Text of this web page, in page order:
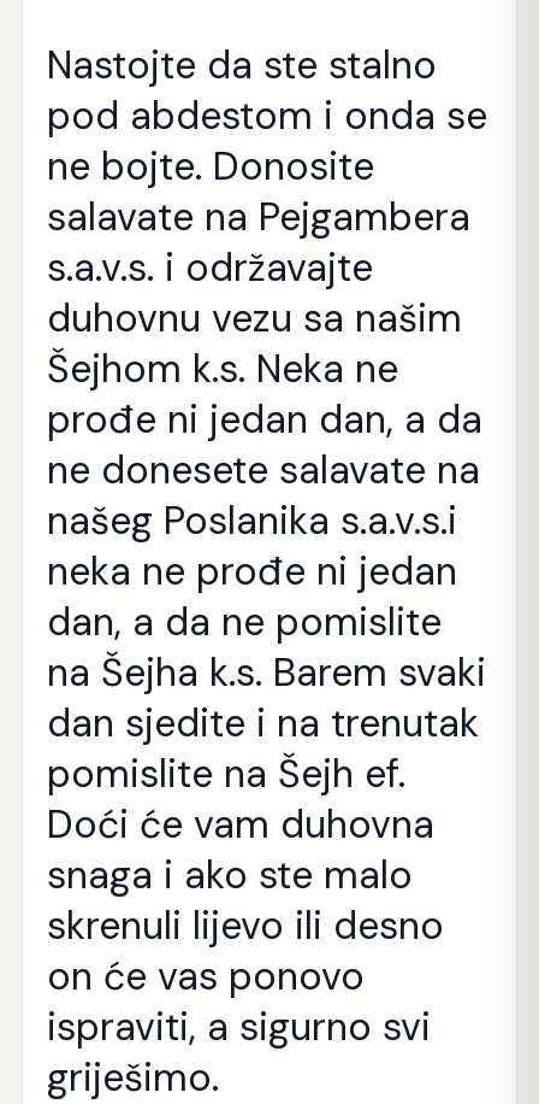
Nastojte da ste stalno
pod abdestom i onda se
ne bojte. Donosite
salavate na Pejgambera
s.a.v.s. i održavajte
duhovnu vezu sa našim
Šejhom k.s. Neka ne
prođe ni jedan dan, a da
ne donesete salavate na
našeg Poslanika s.a.v.s.i
neka ne prođe ni jedan
dan, a da ne pomislite
na Šejha k.s. Barem svaki
dan sjedite i na trenutak
pomislite na Šejh ef.
Doći će vam duhovna
snaga i ako ste malo
skrenuli lijevo ili desno
on će vas ponovo
ispraviti, a sigurno svi
griješimo.